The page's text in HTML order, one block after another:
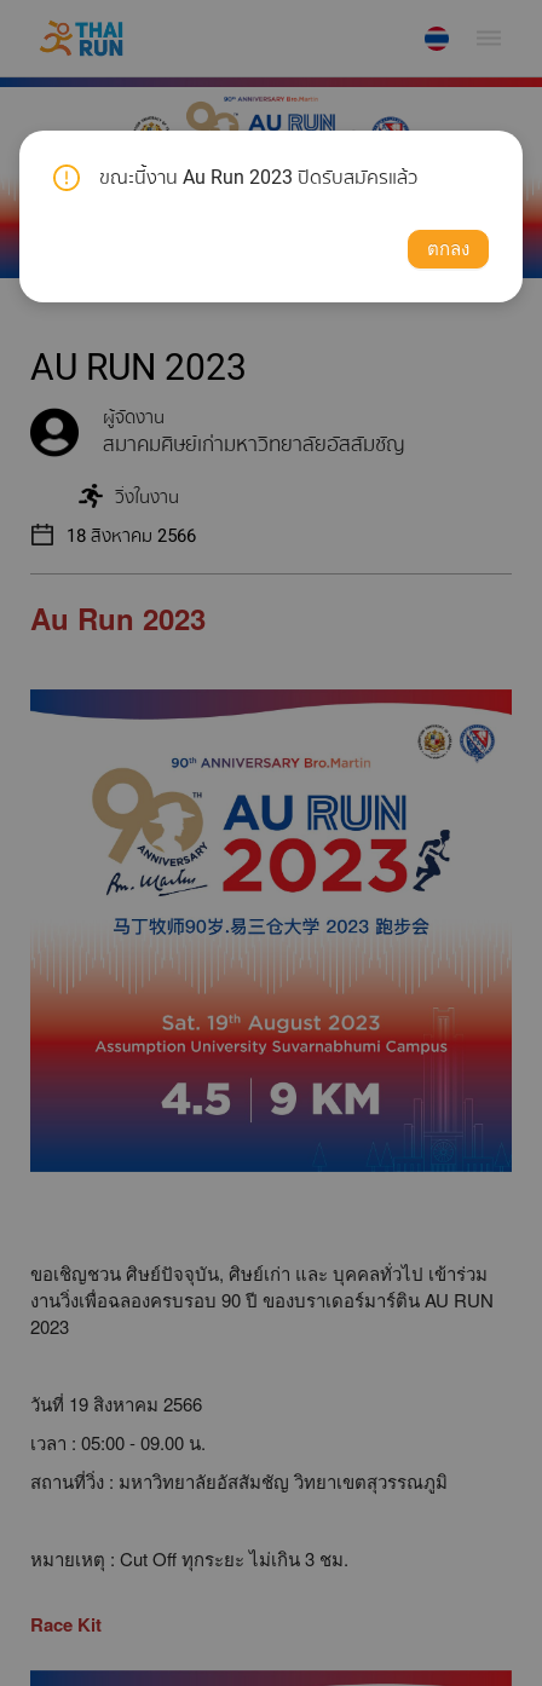
AU RUN 2023
ผู้จัดงาน
สมาคมศิษย์เก่ามหาวิทยาลัยอัสสัมชัญ
วิ่งในงาน
18 สิงหาคม 2566
Au Run 2023
ขอเชิญชวน ศิษย์ปัจจุบัน, ศิษย์เก่า และ บุคคลทั่วไป เข้าร่วม
งานวิ่งเพื่อฉลองครบรอบ 90 ปี ของบราเดอร์มาร์ติน AU RUN
2023
วันที่ 19 สิงหาคม 2566
เวลา : 05:00 - 09.00 น.
สถานที่วิ่ง : มหาวิทยาลัยอัสสัมชัญ วิทยาเขตสุวรรณภูมิ
หมายเหตุ : Cut Off ทุกระยะ ไม่เกิน 3 ชม.
Race Kit
ขณะนี้งาน Au Run 2023 ปิดรับสมัครแล้ว
ตกลง